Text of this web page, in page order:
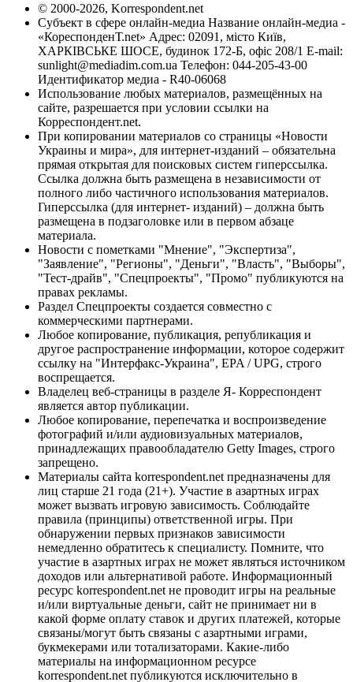
© 2000-2026, Korrespondent.net
Субъект в сфере онлайн-медиа Название онлайн-медиа -
«КореспонденТ.net» Адрес: 02091, місто Київ,
ХАРКІВСЬКЕ ШОСЕ, будинок 172-Б, офіс 208/1 E-mail:
sunlight@mediadim.com.ua Телефон: 044-205-43-00
Идентификатор медиа - R40-06068
Использование любых материалов, размещённых на
сайте, разрешается при условии ссылки на
Корреспондент.net.
При копировании материалов со страницы «Новости
Украины и мира», для интернет-изданий – обязательна
прямая открытая для поисковых систем гиперссылка.
Ссылка должна быть размещена в независимости от
полного либо частичного использования материалов.
Гиперссылка (для интернет- изданий) – должна быть
размещена в подзаголовке или в первом абзаце
материала.
Новости с пометками "Мнение", "Экспертиза",
"Заявление", "Регионы", "Деньги", "Власть", "Выборы",
"Тест-драйв", "Спецпроекты", "Промо" публикуются на
правах рекламы.
Раздел Спецпроекты создается совместно с
коммерческими партнерами.
Любое копирование, публикация, републикация и
другое распространение информации, которое содержит
ссылку на "Интерфакс-Украина", EPA / UPG, строго
воспрещается.
Владелец веб-страницы в разделе Я- Корреспондент
является автор публикации.
Любое копирование, перепечатка и воспроизведение
фотографий и/или аудиовизуальных материалов,
принадлежащих правообладателю Getty Images, строго
запрещено.
Материалы сайта korrespondent.net предназначены для
лиц старше 21 года (21+). Участие в азартных играх
может вызвать игровую зависимость. Соблюдайте
правила (принципы) ответственной игры. При
обнаружении первых признаков зависимости
немедленно обратитесь к специалисту. Помните, что
участие в азартных играх не может являться источником
доходов или альтернативой работе. Информационный
ресурс korrespondent.net не проводит игры на реальные
и/или виртуальные деньги, сайт не принимает ни в
какой форме оплату ставок и других платежей, которые
связаны/могут быть связаны с азартными играми,
букмекерами или тотализаторами. Какие-либо
материалы на информационном ресурсе
korrespondent.net публикуются исключительно в